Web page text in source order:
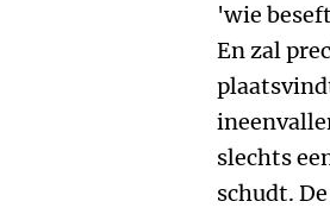
'wie
En zal
slechts
schudt.